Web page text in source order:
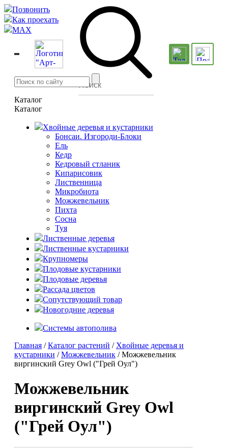
Позвонить
Как проехать
MAX
Каталог
Каталог
Хвойные деревья и кустарники
Бонсаи. Изгороди-Блоки
Ель
Кедр
Кедровый стланик
Кипарисовик
Лиственница
Микробиота
Можжевельник
Пихта
Сосна
Туя
Лиственные деревья
Лиственные кустарники
Крупномеры
Плодовые кустарники
Плодовые деревья
Рассада цветов
Сопутствующий товар
Новогодние деревья
Системы автополива
Главная /Каталог растений / Хвойные деревья и
кустарники /Можжевельник / Можжевельник
виргинский Grey Owl ("Грей Оул")
Можжевельник
виргинский Grey Owl
("Грей Оул")